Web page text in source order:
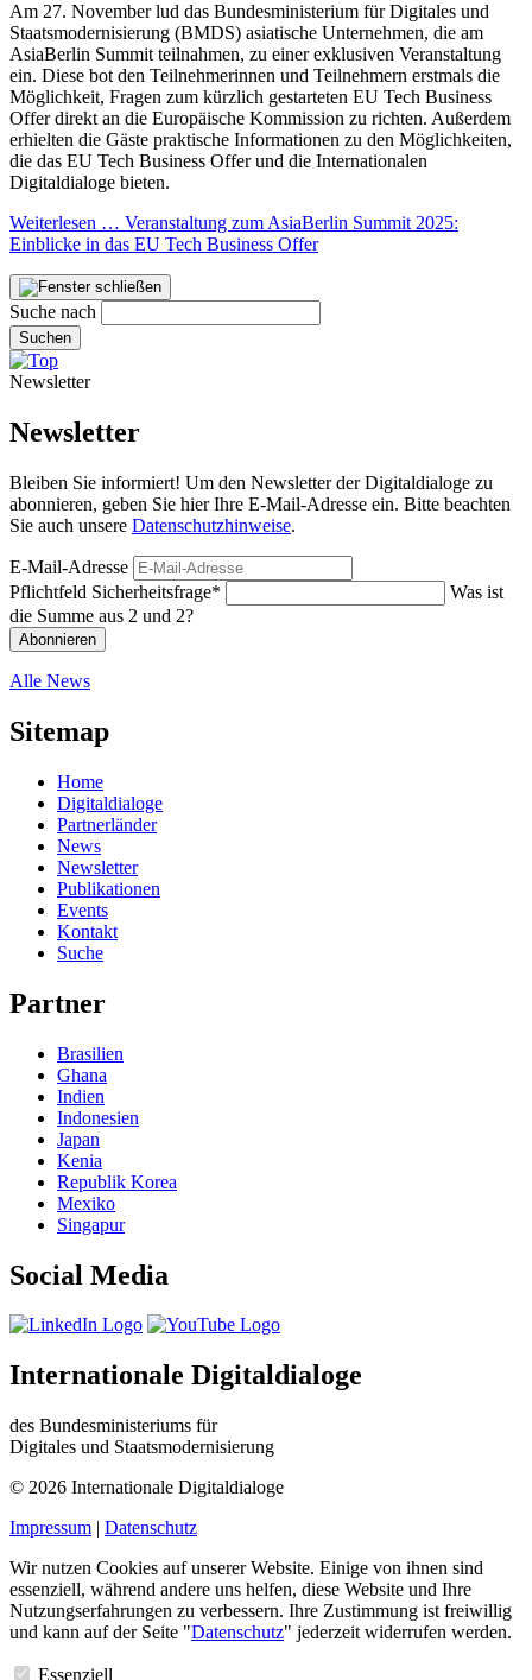
Am 27. November lud das Bundesministerium für Digitales und
Staatsmodernisierung (BMDS) asiatische Unternehmen, die am
AsiaBerlin Summit teilnahmen, zu einer exklusiven Veranstaltung
ein. Diese bot den Teilnehmerinnen und Teilnehmern erstmals die
Möglichkeit, Fragen zum kürzlich gestarteten EU Tech Business
Offer direkt an die Europäische Kommission zu richten. Außerdem
erhielten die Gäste praktische Informationen zu den Möglichkeiten,
die das EU Tech Business Offer und die Internationalen
Digitaldialoge bieten.
Weiterlesen … Veranstaltung zum AsiaBerlin Summit 2025:
Einblicke in das EU Tech Business Offer
Suche nach
Suchen
Newsletter
Newsletter
Bleiben Sie informiert! Um den Newsletter der Digitaldialoge zu
abonnieren, geben Sie hier Ihre E-Mail-Adresse ein. Bitte beachten
Sie auch unsere Datenschutzhinweise.
E-Mail-Adresse
Pflichtfeld Sicherheitsfrage*
Was ist
die Summe aus 2 und 2?
Abonnieren
Alle News
Sitemap
Home
Digitaldialoge
Partnerländer
News
Newsletter
Publikationen
Events
Kontakt
Suche
Partner
Brasilien
Ghana
Indien
Indonesien
Japan
Kenia
Republik Korea
Mexiko
Singapur
Social Media
Internationale Digitaldialoge
des Bundesministeriums für
Digitales und Staatsmodernisierung
© 2026 Internationale Digitaldialoge
Impressum | Datenschutz
Wir nutzen Cookies auf unserer Website. Einige von ihnen sind
essenziell, während andere uns helfen, diese Website und Ihre
Nutzungserfahrungen zu verbessern. Ihre Zustimmung ist freiwillig
und kann auf der Seite "Datenschutz" jederzeit widerrufen werden.
Essenziell